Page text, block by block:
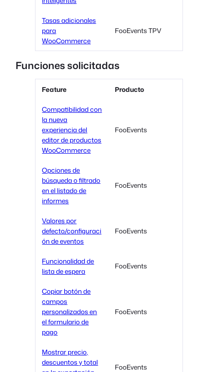
Tasas adicionales
para
WooCommerce
FooEvents TPV
Funciones solicitadas
Feature Producto
Compatibilidad con
la nueva
experiencia del
editor de productos
WooCommerce
FooEvents
Opciones de
búsqueda o filtrado
en el listado de
informes
FooEvents
Valores por
defecto/configuraci
ón de eventos
FooEvents
Funcionalidad de
lista de espera
FooEvents
Copiar botón de
campos
personalizados en
el formulario de
pago
FooEvents
Mostrar precio,
descuentos y total
FooEvents